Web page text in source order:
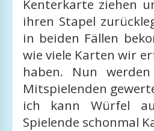
Kenterkarte ziehen
ihren Stapel
in beiden Fällen
wie viele Karten wir
haben. Nun
Mitspielenden
ich kann Würfel
Spielende schonmal